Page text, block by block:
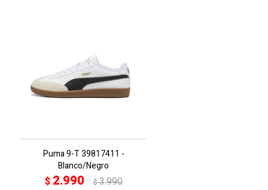
Puma 9-T 39817411 -
Blanco/Negro
$ 2.990 $3.990